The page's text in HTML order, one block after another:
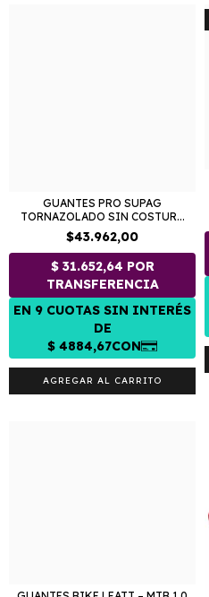
GUANTES PRO SUPAG
TORNAZOLADO SIN COSTUR...
$43.962,00
AGREGAR AL CARRITO